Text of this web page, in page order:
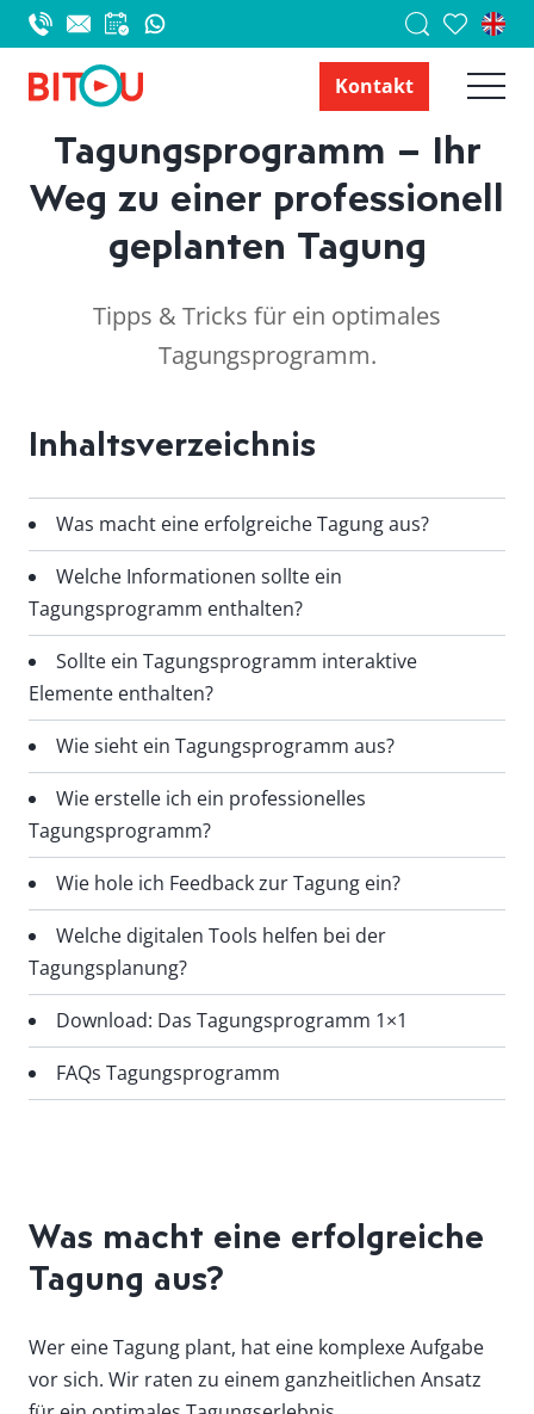
Kontakt
Tagungsprogramm – Ihr
Weg zu einer professionell
geplanten Tagung
Tipps & Tricks für ein optimales
Tagungsprogramm.
Inhaltsverzeichnis
Was macht eine erfolgreiche Tagung aus?
Welche Informationen sollte ein
Tagungsprogramm enthalten?
Sollte ein Tagungsprogramm interaktive
Elemente enthalten?
Wie sieht ein Tagungsprogramm aus?
Wie erstelle ich ein professionelles
Tagungsprogramm?
Wie hole ich Feedback zur Tagung ein?
Welche digitalen Tools helfen bei der
Tagungsplanung?
Download: Das Tagungsprogramm 1×1
FAQs Tagungsprogramm
Was macht eine erfolgreiche
Tagung aus?
Wer eine Tagung plant, hat eine komplexe Aufgabe
vor sich. Wir raten zu einem ganzheitlichen Ansatz